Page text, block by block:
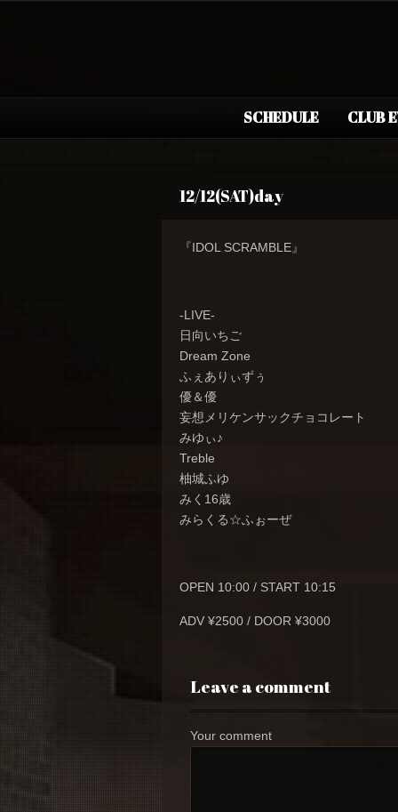
SCHEDULE CLUB
12/12(SAT)day
『IDOL SCRAMBLE』
-LIVE-
日向いちご
Dream Zone
ふぇありぃずぅ
優＆優
妄想メリケンサックチョコレート
みゆぃ♪
Treble
柚城ふゆ
みく16歳
みらくる☆ふぉーぜ
OPEN 10:00 / START 10:15
ADV ¥2500 / DOOR ¥3000
Leave a comment
Your comment